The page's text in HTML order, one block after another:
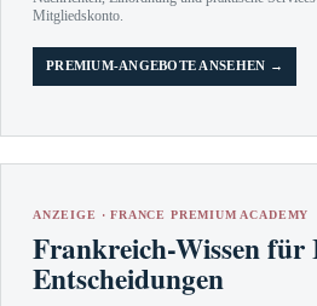
Mitgliedskonto.
PREMIUM-ANGEBOTE ANSEHEN →
ANZEIGE · FRANCE PREMIUM ACADEMY
Frankreich-Wissen für
Entscheidungen